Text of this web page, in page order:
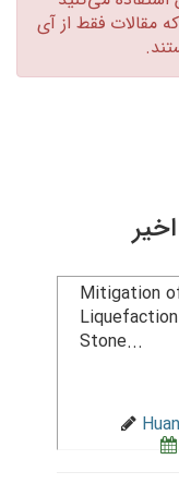
فقط از آی
Stone...